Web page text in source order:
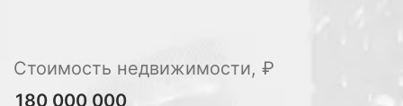
Стоимость недвижимости, ₽